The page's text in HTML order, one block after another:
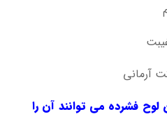
آرمانی
لوح فشرده می توانند آن را